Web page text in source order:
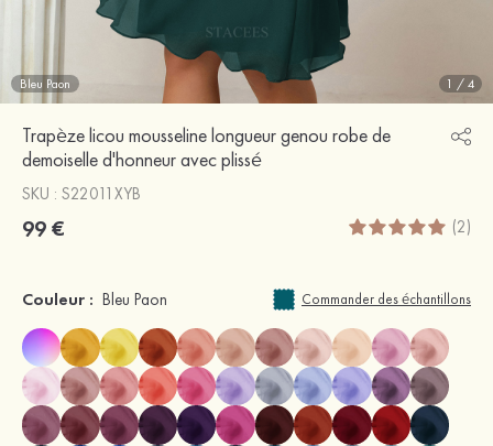
Bleu Paon 1 /4
Trapèze licou mousseline longueur genou robe de
demoiselle d'honneur avec plissé
SKU : S22011XYB
99 € (2)
Couleur : Bleu Paon Commander des échantillons